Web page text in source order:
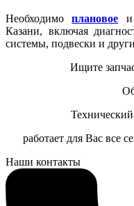
Необходимоплановое и
Казани, включая
системы, подвески и
Ищите
работает для Вас все
Наши контакты